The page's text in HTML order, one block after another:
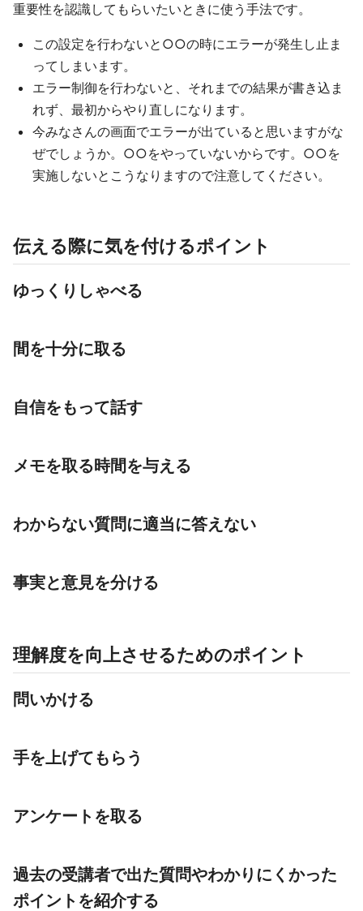
重要性を認識してもらいたいときに使う手法です。
この設定を行わないと○○の時にエラーが発生し止ま
ってしまいます。
エラー制御を行わないと、それまでの結果が書き込ま
れず、最初からやり直しになります。
今みなさんの画面でエラーが出ていると思いますがな
ぜでしょうか。○○をやっていないからです。○○を
実施しないとこうなりますので注意してください。
伝える際に気を付けるポイント
ゆっくりしゃべる
間を十分に取る
自信をもって話す
メモを取る時間を与える
わからない質問に適当に答えない
事実と意見を分ける
理解度を向上させるためのポイント
問いかける
手を上げてもらう
アンケートを取る
過去の受講者で出た質問やわかりにくかった
ポイントを紹介する